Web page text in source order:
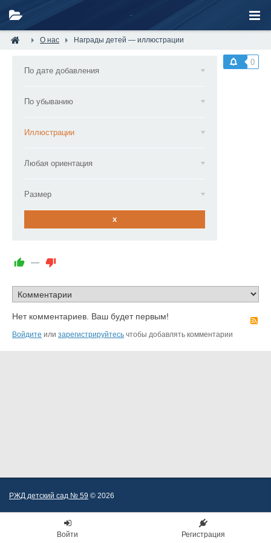
О нас Награды детей — иллюстрации
0
По дате добавления
По убыванию
Иллюстрации
Любая ориентация
Размер
x
—
Нет комментариев. Ваш будет первым!
Войдите или зарегистрируйтесь чтобы добавлять комментарии
РЖД детский сад № 59 © 2026
Войти Регистрация